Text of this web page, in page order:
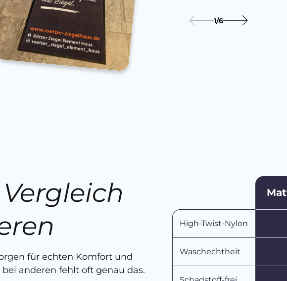
1/6
für echten Komfort und
anderen fehlt oft genau das.
High-Twist-Nylon
Waschechtheit